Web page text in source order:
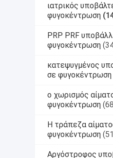
ιατρικός
φυγοκέντρωση
PRP PRF
φυγοκέντρωση
κατεψυγμένος
σε φυγοκέντρωση
ο χωρισμός
φυγοκέντρωση
Η τράπεζα
φυγοκέντρωση
Αργόστροφος